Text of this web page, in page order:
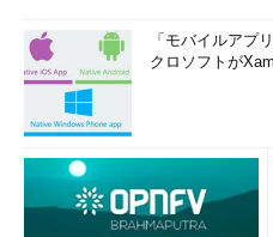
「モバイルアプ
クロソフトが